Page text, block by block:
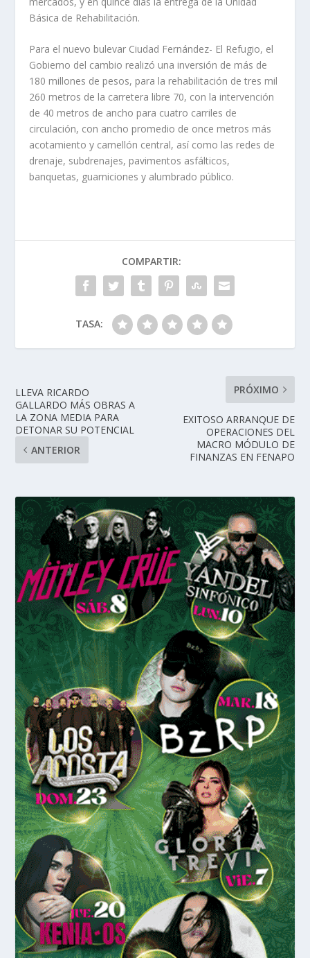
Básica de Rehabilitación.
Para el nuevo bulevar Ciudad Fernández- El Refugio, el
Gobierno del cambio realizó una inversión de más de
180 millones de pesos, para la rehabilitación de tres mil
260 metros de la carretera libre 70, con la intervención
de 40 metros de ancho para cuatro carriles de
circulación, con ancho promedio de once metros más
acotamiento y camellón central, así como las redes de
drenaje, subdrenajes, pavimentos asfálticos,
banquetas, guarniciones y alumbrado público.
COMPARTIR:
TASA:
LLEVA RICARDO
GALLARDO MÁS OBRAS A
LA ZONA MEDIA PARA
DETONAR SU POTENCIAL
ANTERIOR
PRÓXIMO
EXITOSO ARRANQUE DE
OPERACIONES DEL
MACRO MÓDULO DE
FINANZAS EN FENAPO